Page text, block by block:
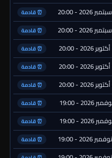
⏰ قادمة
⏰ قادمة
⏰ قادمة
⏰ قادمة
⏰ قادمة
⏰ قادمة
⏰ قادمة
⏰ قادمة